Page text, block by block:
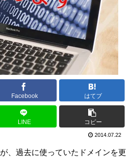
Facebook はてブ
LINE コピー
2014.07.22
、過去に使っていたドメインを更